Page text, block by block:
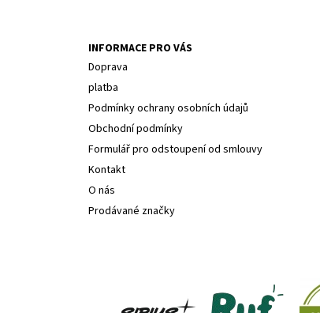
INFORMACE PRO VÁS
Doprava
platba
Podmínky ochrany osobních údajů
Obchodní podmínky
Formulář pro odstoupení od smlouvy
Kontakt
O nás
Prodávané značky